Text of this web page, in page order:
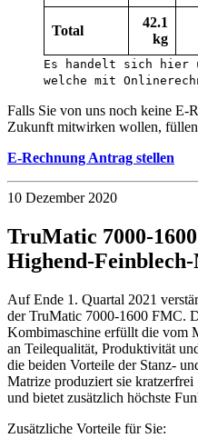
Total
42.1
kg
Es handelt sich hier
welche mit
Falls Sie von uns noch keine E-
Zukunft mitwirken wollen, füllen
E-Rechnung Antrag stellen
10 Dezember 2020
TruMatic 7000-
Highend-Feinblech-
Auf Ende 1. Quartal 2021
der TruMatic 7000-1600 FMC.
Kombimaschine erfüllt die vom
an Teilequalität, Produktivität
die beiden Vorteile der Stanz-
Matrize produziert sie kratzerfrei
und bietet zusätzlich höchste
Zusätzliche Vorteile für Sie: